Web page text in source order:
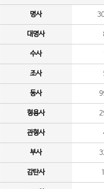
명사
대명사
수사
조사
동사
형용사
관형사
부사
감탄사